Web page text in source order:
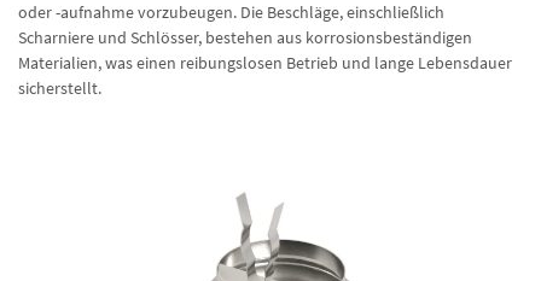
oder -aufnahme vorzubeugen. Die Beschläge, einschließlich
Scharniere und Schlösser, bestehen aus korrosionsbeständigen
Materialien, was einen reibungslosen Betrieb und lange Lebensdauer
sicherstellt.